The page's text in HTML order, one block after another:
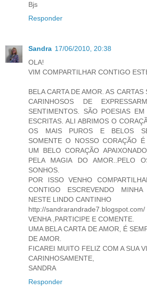
Bjs
Responder
Sandra 17/06/2010, 20:38
OLA!
VIM COMPARTILHAR CONTIGO
BELA CARTA DE AMOR. AS
CARINHOSOS DE
SENTIMENTOS. SÃO POESIAS
ESCRITAS. ALI ABRIMOS O
OS MAIS PUROS E BELOS
SOMENTE O NOSSO CORAÇÃO É
UM BELO CORAÇÃO
PELA MAGIA DO AMOR..PELO
SONHOS.
POR ISSO VENHO
CONTIGO ESCREVENDO
NESTE LINDO CANTINHO
http://sandrarandrade7.blogspot.com/
VENHA ,PARTICIPE E COMENTE.
UMA BELA CARTA DE AMOR, É
DE AMOR.
FICAREI MUITO FELIZ COM A SUA
CARINHOSAMENTE,
SANDRA
Responder